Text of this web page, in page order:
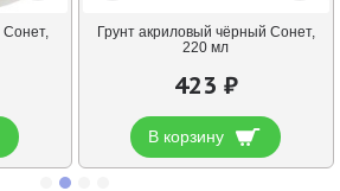
Грунт акриловый чёрный Сонет,
220 мл
423 ₽
В корзину